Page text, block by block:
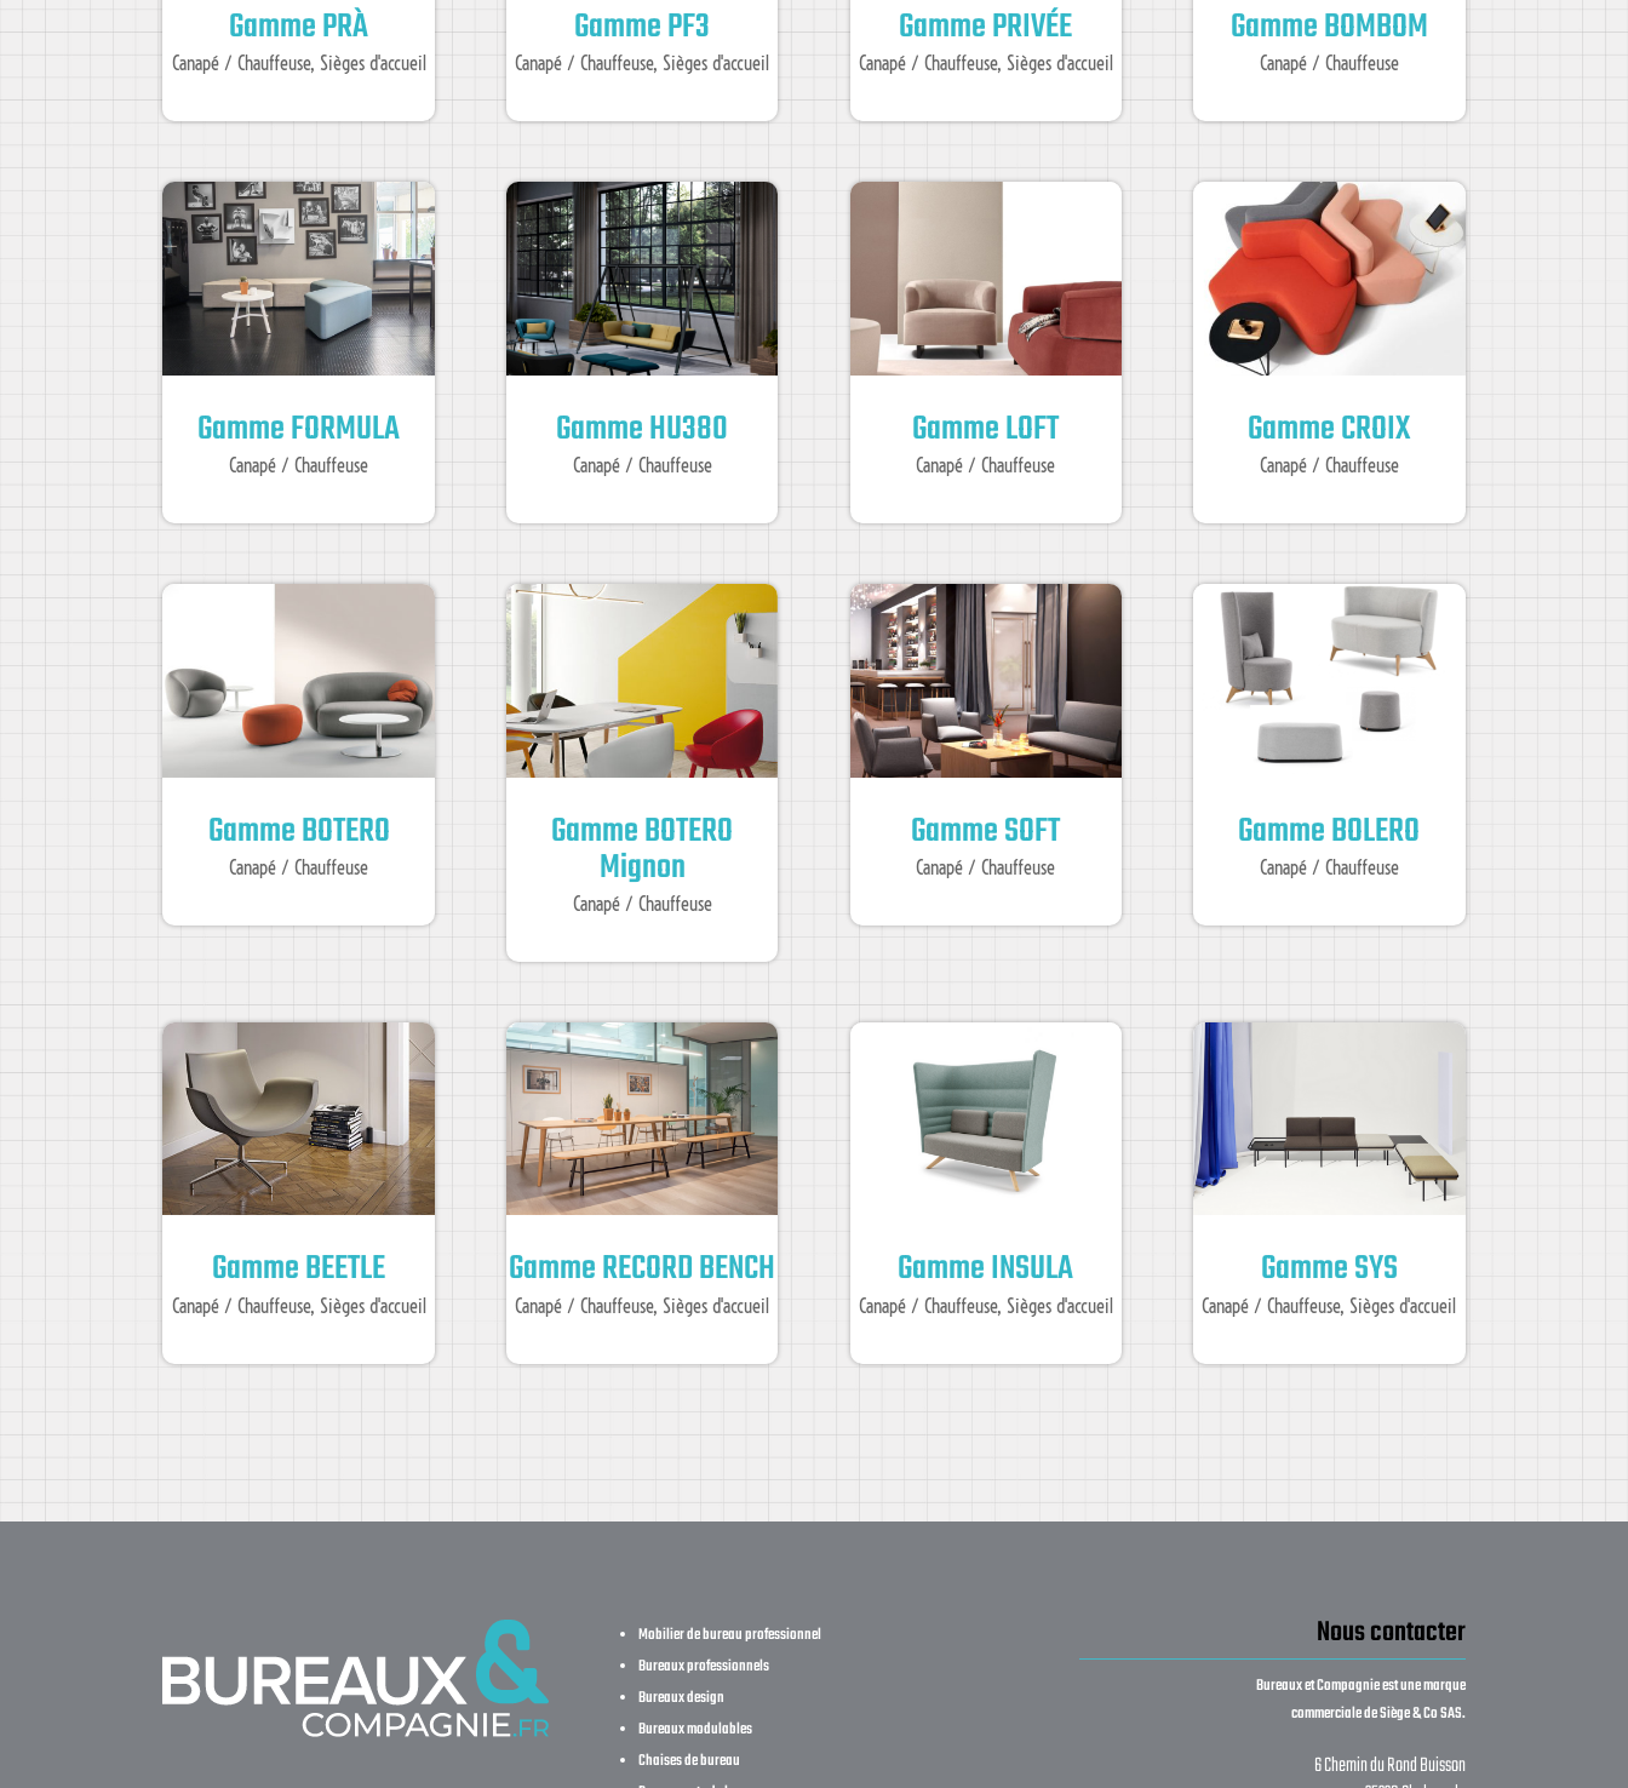
Gamme PRÀ
Canapé / Chauffeuse, Sièges d'accueil
Gamme PF3
Canapé / Chauffeuse, Sièges d'accueil
Gamme PRIVÉE
Canapé / Chauffeuse, Sièges d'accueil
Gamme BOMBOM
Canapé / Chauffeuse
Gamme FORMULA
Canapé / Chauffeuse
Gamme HU380
Canapé / Chauffeuse
Gamme LOFT
Canapé / Chauffeuse
Gamme CROIX
Canapé / Chauffeuse
Gamme BOTERO
Canapé / Chauffeuse
Gamme BOTERO
Mignon
Canapé / Chauffeuse
Gamme SOFT
Canapé / Chauffeuse
Gamme BOLERO
Canapé / Chauffeuse
Gamme BEETLE
Canapé / Chauffeuse, Sièges d'accueil
Gamme RECORD BENCH
Canapé / Chauffeuse, Sièges d'accueil
Gamme INSULA
Canapé / Chauffeuse, Sièges d'accueil
Gamme SYS
Canapé / Chauffeuse, Sièges d'accueil
Mobilier de bureau professionnel
Bureaux professionnels
Bureaux design
Bureaux modulables
Chaises de bureau
Nous contacter
Bureaux et Compagnie est une marque
commerciale de Siège & Co SAS.
6 Chemin du Rond Buisson